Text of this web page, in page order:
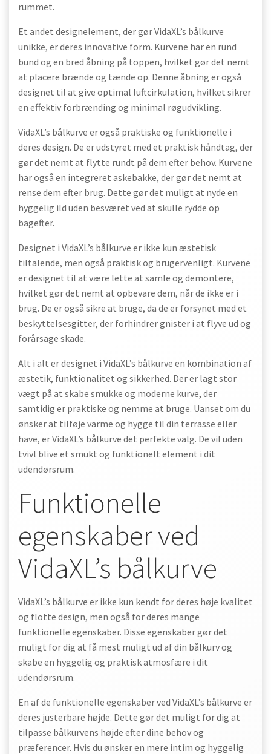
rummet.
Et andet designelement, der gør VidaXL’s bålkurve
unikke, er deres innovative form. Kurvene har en rund
bund og en bred åbning på toppen, hvilket gør det nemt
at placere brænde og tænde op. Denne åbning er også
designet til at give optimal luftcirkulation, hvilket sikrer
en effektiv forbrænding og minimal røgudvikling.
VidaXL’s bålkurve er også praktiske og funktionelle i
deres design. De er udstyret med et praktisk håndtag, der
gør det nemt at flytte rundt på dem efter behov. Kurvene
har også en integreret askebakke, der gør det nemt at
rense dem efter brug. Dette gør det muligt at nyde en
hyggelig ild uden besværet ved at skulle rydde op
bagefter.
Designet i VidaXL’s bålkurve er ikke kun æstetisk
tiltalende, men også praktisk og brugervenligt. Kurvene
er designet til at være lette at samle og demontere,
hvilket gør det nemt at opbevare dem, når de ikke er i
brug. De er også sikre at bruge, da de er forsynet med et
beskyttelsesgitter, der forhindrer gnister i at flyve ud og
forårsage skade.
Alt i alt er designet i VidaXL’s bålkurve en kombination af
æstetik, funktionalitet og sikkerhed. Der er lagt stor
vægt på at skabe smukke og moderne kurve, der
samtidig er praktiske og nemme at bruge. Uanset om du
ønsker at tilføje varme og hygge til din terrasse eller
have, er VidaXL’s bålkurve det perfekte valg. De vil uden
tvivl blive et smukt og funktionelt element i dit
udendørsrum.
Funktionelle
egenskaber ved
VidaXL’s bålkurve
VidaXL’s bålkurve er ikke kun kendt for deres høje kvalitet
og flotte design, men også for deres mange
funktionelle egenskaber. Disse egenskaber gør det
muligt for dig at få mest muligt ud af din bålkurv og
skabe en hyggelig og praktisk atmosfære i dit
udendørsrum.
En af de funktionelle egenskaber ved VidaXL’s bålkurve er
deres justerbare højde. Dette gør det muligt for dig at
tilpasse bålkurvens højde efter dine behov og
præferencer. Hvis du ønsker en mere intim og hyggelig